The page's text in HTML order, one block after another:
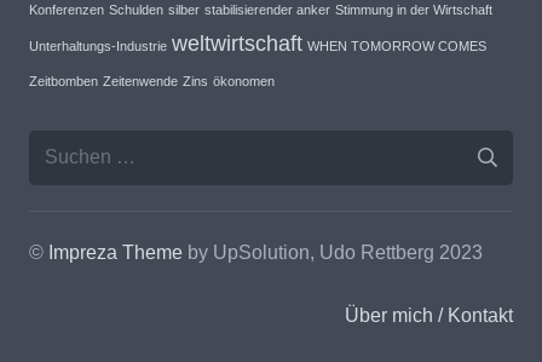
Konferenzen Schulden silber stabilisierender anker Stimmung in der Wirtschaft
Unterhaltungs-Industrie weltwirtschaft WHEN TOMORROW COMES
Zeitbomben Zeitenwende Zins ökonomen
Suche
© Impreza Theme by UpSolution, Udo Rettberg 2023
Über mich / Kontakt